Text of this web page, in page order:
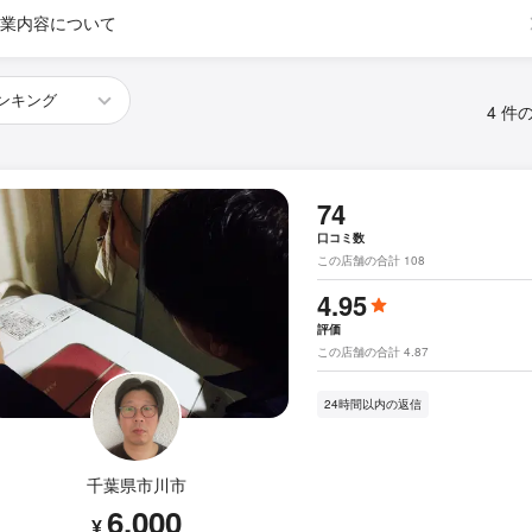
内容について
4 件
千葉県市川市
6,000
74
口コミ数
この店舗の合計 108
4.95
評価
この店舗の合計 4.87
24時間以内の返信